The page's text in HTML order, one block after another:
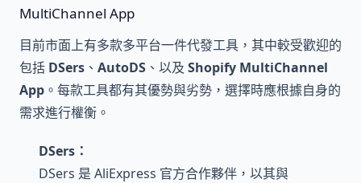
MultiChannel App
目前市面上有多款多平台一件代發工具，其中較受歡迎的
包括 DSers 、 AutoDS 、以及 Shopify MultiChannel
App 。每款工具都有其優勢與劣勢，選擇時應根據自身的
需求進行權衡。
DSers：
DSers 是 AliExpress 官方合作夥伴，以其與